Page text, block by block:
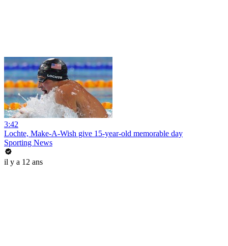
3:42
Lochte, Make-A-Wish give 15-year-old memorable day
Sporting News
il y a 12 ans